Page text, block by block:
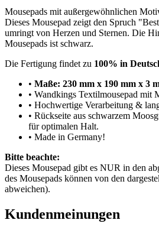
Mousepads mit außergewöhnlichen
Dieses Mousepad zeigt den Spruch
umringt von Herzen und Sternen. Die
Mousepads ist schwarz.
Die Fertigung findet zu 100% in
• Maße: 230 mm x 190 mm x 3
• Wandkings Textilmousepad mit
• Hochwertige Verarbeitung &
• Rückseite aus schwarzem
für optimalen Halt.
• Made in Germany!
Bitte beachte:
Dieses Mousepad gibt es NUR in den
des Mousepads können von den
abweichen).
Kundenmeinungen